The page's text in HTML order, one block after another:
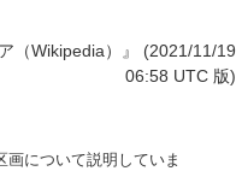
（Wikipedia）』 (2021/11/19
06:58 UTC 版)
画について説明していま